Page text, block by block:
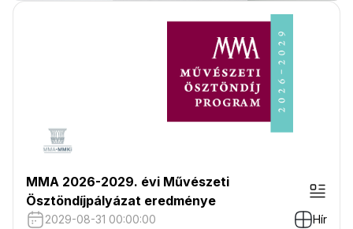
MMA 2026-2029. évi Művészeti
Ösztöndíjpályázat eredménye
2029-08-31 00:00:00 Hír